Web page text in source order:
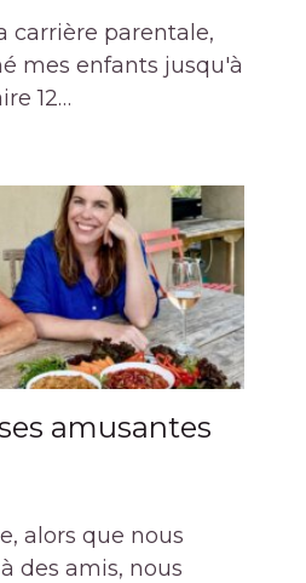
carrière parentale,
mes enfants jusqu'à
12…
amusantes
alors que nous
des amis, nous